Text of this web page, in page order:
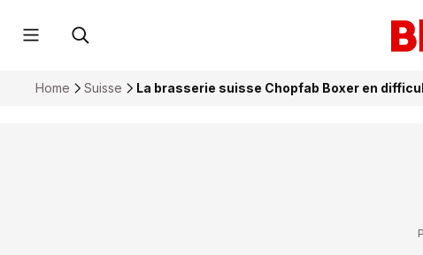
Home Suisse La brasserie suisse Chopfab Boxer en